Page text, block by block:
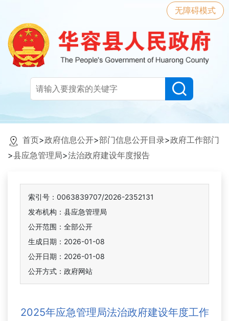
无障碍模式
首页>政府信息公开>部门信息公开目录>政府工作部门
>县应急管理局>法治政府建设年度报告
索引号：0063839707/2026-2352131
发布机构：县应急管理局
公开范围：全部公开
生成日期：2026-01-08
公开日期：2026-01-08
公开方式：政府网站
2025年应急管理局法治政府建设年度工作